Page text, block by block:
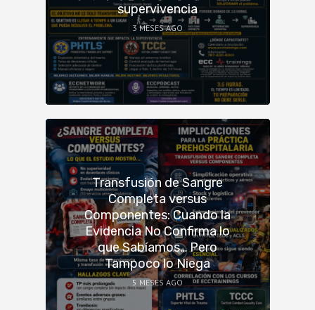
supervivencia
3 MESES AGO
Transfusión de Sangre
Completa versus
Componentes: Cuando la
Evidencia No Confirma lo
que Sabíamos… Pero
Tampoco lo Niega
5 MESES AGO